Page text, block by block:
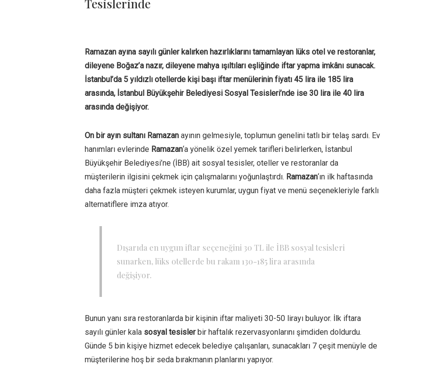
Tesislerinde
Ramazan ayına sayılı günler kalırken hazırlıklarını tamamlayan lüks otel ve restoranlar,
dileyene Boğaz’a nazır, dileyene mahya ışıltıları eşliğinde iftar yapma imkânı sunacak.
İstanbul’da 5 yıldızlı otellerde kişi başı iftar menülerinin fiyatı 45 lira ile 185 lira
arasında, İstanbul Büyükşehir Belediyesi Sosyal Tesisleri’nde ise 30 lira ile 40 lira
arasında değişiyor.
On bir ayın sultanı Ramazan ayının gelmesiyle, toplumun genelini tatlı bir telaş sardı. Ev
hanımları evlerinde Ramazan‘a yönelik özel yemek tarifleri belirlerken, İstanbul
Büyükşehir Belediyesi’ne (İBB) ait sosyal tesisler, oteller ve restoranlar da
müşterilerin ilgisini çekmek için çalışmalarını yoğunlaştırdı. Ramazan‘ın ilk haftasında
daha fazla müşteri çekmek isteyen kurumlar, uygun fiyat ve menü seçenekleriyle farklı
alternatiflere imza atıyor.
Dışarıda en uygun iftar seçeneğini 30 TL ile İBB sosyal tesisleri
sunarken, lüks otellerde bu rakam 130-185 lira arasında
değişiyor.
Bunun yanı sıra restoranlarda bir kişinin iftar maliyeti 30-50 lirayı buluyor. İlk iftara
sayılı günler kala sosyal tesislerbir haftalık rezervasyonlarını şimdiden doldurdu.
Günde 5 bin kişiye hizmet edecek belediye çalışanları, sunacakları 7 çeşit menüyle de
müşterilerine hoş bir seda bırakmanın planlarını yapıyor.